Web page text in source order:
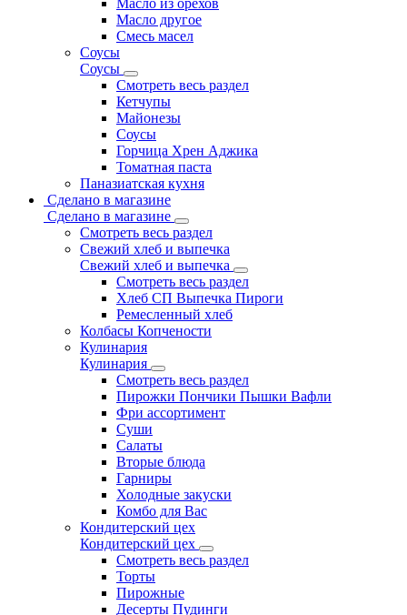
Масло из орехов
Масло другое
Смесь масел
Соусы
Соусы
Смотреть весь раздел
Кетчупы
Майонезы
Соусы
Горчица Хрен Аджика
Томатная паста
Паназиатская кухня
Сделано в магазине
Сделано в магазине
Смотреть весь раздел
Свежий хлеб и выпечка
Свежий хлеб и выпечка
Смотреть весь раздел
Хлеб СП Выпечка Пироги
Ремесленный хлеб
Колбасы Копчености
Кулинария
Кулинария
Смотреть весь раздел
Пирожки Пончики Пышки Вафли
Фри ассортимент
Суши
Салаты
Вторые блюда
Гарниры
Холодные закуски
Комбо для Вас
Кондитерский цех
Кондитерский цех
Смотреть весь раздел
Торты
Пирожные
Десерты Пудинги